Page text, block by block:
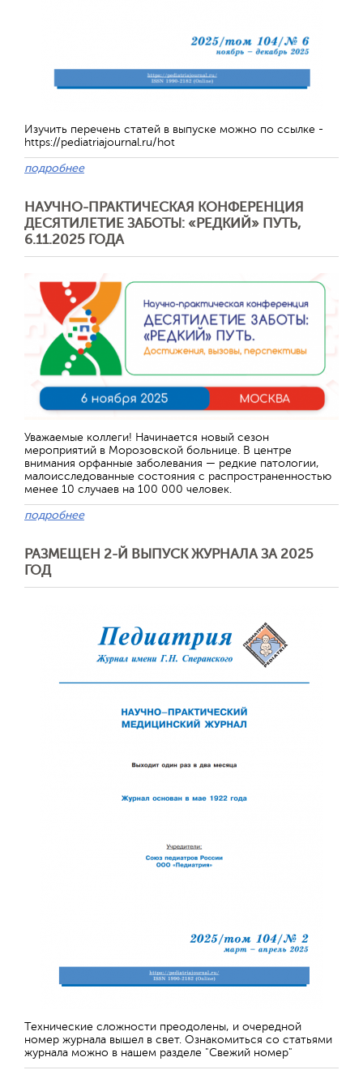
Изучить перечень статей в выпуске можно по ссылке -
https://pediatriajournal.ru/hot
подробнее
НАУЧНО-ПРАКТИЧЕСКАЯ КОНФЕРЕНЦИЯ
ДЕСЯТИЛЕТИЕ ЗАБОТЫ: «РЕДКИЙ» ПУТЬ,
6.11.2025 ГОДА
Уважаемые коллеги! Начинается новый сезон
мероприятий в Морозовской больнице. В центре
внимания орфанные заболевания — редкие патологии,
малоисследованные состояния с распространенностью
менее 10 случаев на 100 000 человек.
подробнее
РАЗМЕЩЕН 2-Й ВЫПУСК ЖУРНАЛА ЗА 2025
ГОД
Технические сложности преодолены, и очередной
номер журнала вышел в свет. Ознакомиться со статьями
журнала можно в нашем разделе "Свежий номер"
Обратная
Отправить